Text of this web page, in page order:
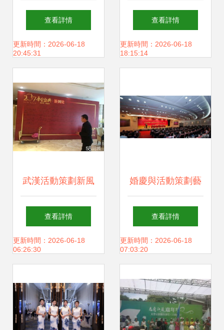
動與禮儀策劃全流
程詳解
查看詳情
更新時間：2026-06-18
20:45:31
動策劃全攻略
查看詳情
更新時間：2026-06-18
18:15:14
武漢活動策劃新風
尚 設備租賃、禮儀
模特與演藝表演的
查看詳情
更新時間：2026-06-18
06:26:30
婚慶與活動策劃藝
術 從現場布置到禮
儀服務的無限創意
查看詳情
更新時間：2026-06-18
07:03:20